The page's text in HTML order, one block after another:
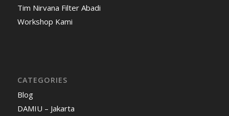
Tim Nirvana Filter Abadi
Workshop Kami
CATEGORIES
Blog
DAMIU – Jakarta